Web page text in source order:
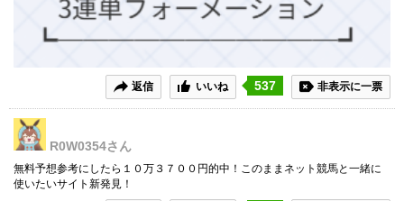
返信 いいね 537 非表示に一票
R0W0354さん
無料予想参考にしたら１０万３７００円的中！このままネット競馬と一緒に
使いたいサイト新発見！